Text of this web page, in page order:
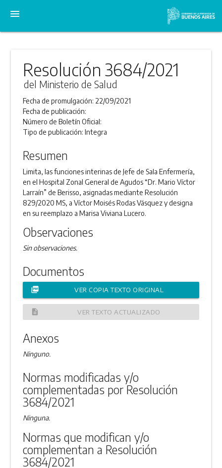
menu
Resolución 3684/2021
del Ministerio de Salud
Fecha de promulgación: 22/09/2021
Fecha de publicación:
Número de Boletín Oficial:
Tipo de publicación:Integra
Resumen
Limita, las funciones interinas de Jefe de Sala Enfermería,
en el Hospital Zonal General de Agudos “Dr. Mario Víctor
Larraín” de Berisso, asignadas mediante Resolución
829/2020 MS, a Víctor Moisés Rodas Vásquez y designa
en su reemplazo a Marisa Viviana Lucero.
Observaciones
Sin observaciones.
Documentos
picture_as_pdf VER COPIA TEXTO ORIGINAL
description VER TEXTO ACTUALIZADO
Anexos
Ninguno.
Normas modificadas y/o
complementadas por Resolución
3684/2021
Ninguna.
Normas que modifican y/o
complementan a Resolución
3684/2021